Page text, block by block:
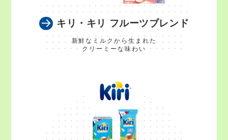
キリ・キリ フルーツブレンド
新鮮なミルクから生まれた
クリーミーな味わい